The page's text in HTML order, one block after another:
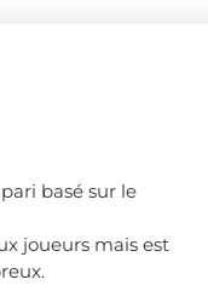
basé sur le
joueurs mais est